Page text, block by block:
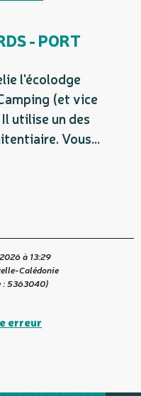
- PORT
l'écolodge
(et vice
utilise un des
Vous...
à 13:29
Calédonie
:5363040)
erreur